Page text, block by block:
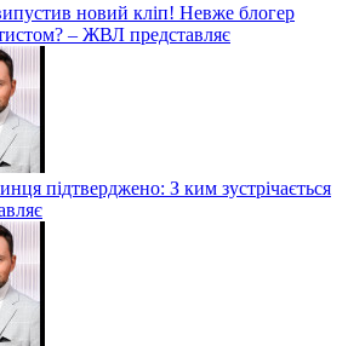
новий кліп! Невже блогер
– ЖВЛ представляє
підтверджено: З ким зустрічається